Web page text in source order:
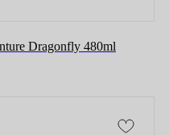
Dragonfly 480ml